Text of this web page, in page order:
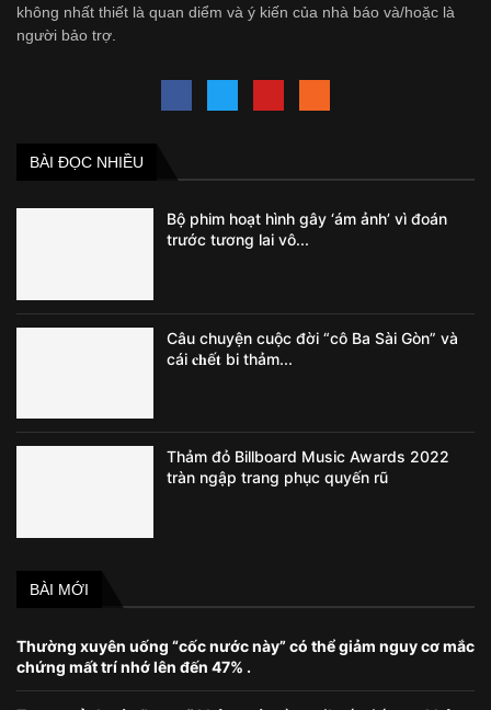
không nhất thiết là quan diểm và ý kiến của nhà báo và/hoặc là
người bảo trợ.
BÀI ĐỌC NHIỀU
Bộ phim hoạt hình gây ‘ám ảnh’ vì đoán
trước tương lai vô...
Câu chuyện cuộc đời “cô Ba Sài Gòn” và
cái 𝐜𝐡ế𝐭 bi thảm...
Thảm đỏ Billboard Music Awards 2022
tràn ngập trang phục quyến rũ
BÀI MỚI
Thường xuyên uống “cốc nước này” có thể giảm nguy cơ mắc
chứng mất trí nhớ lên đến 47% .